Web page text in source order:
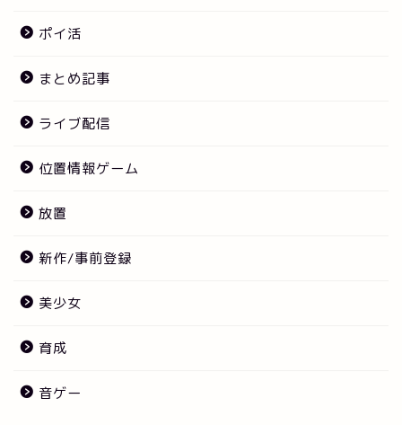
ポイ活
まとめ記事
ライブ配信
位置情報ゲーム
放置
新作/事前登録
美少女
育成
音ゲー